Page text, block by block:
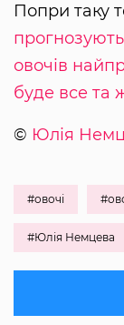
Попри таку
овочів
буде все та
© Юлія
#овочі
#Юлія Немцева